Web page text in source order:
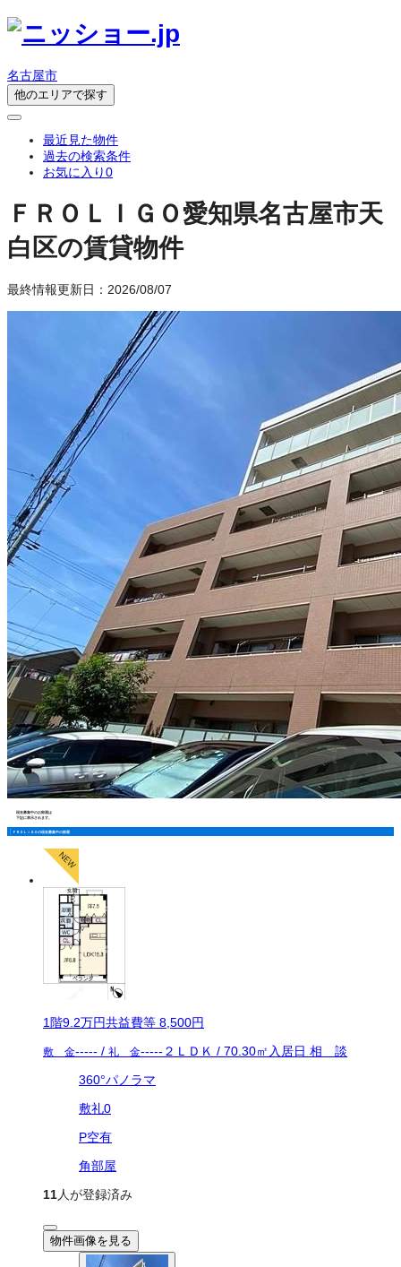
名古屋市
他のエリアで探す
最近見た物件
過去の検索条件
お気に入り0
ＦＲＯＬＩＧＯ愛知県名古屋市天
白区の賃貸物件
最終情報更新日：2026/08/07
現在募集中のお部屋は
下記に表示されます。
ＦＲＯＬＩＧＯの現在募集中の部屋
1階9.2万円共益費等 8,500円
敷 金----- / 礼 金----- ２ＬＤＫ / 70.30㎡ 入居日 相 談
360°パノラマ
敷礼0
P空有
角部屋
11人が登録済み
物件画像を見る